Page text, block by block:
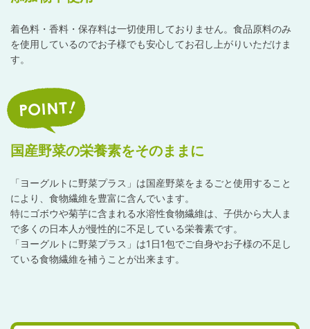
着色料・香料・保存料は一切使用しておりません。食品原料のみ
を使用しているのでお子様でも安心してお召し上がりいただけま
す。
国産野菜の栄養素をそのままに
「ヨーグルトに野菜プラス」は国産野菜をまるごと使用すること
により、食物繊維を豊富に含んでいます。
特にゴボウや菊芋に含まれる水溶性食物繊維は、子供から大人ま
で多くの日本人が慢性的に不足している栄養素です。
「ヨーグルトに野菜プラス」は1日1包でご自身やお子様の不足し
ている食物繊維を補うことが出来ます。